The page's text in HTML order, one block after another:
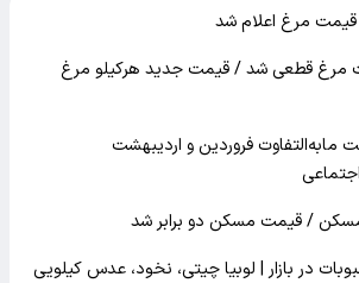
قیمت مرغ اعلام شد
مرغ قطعی شد / قیمت جدید هرکیلو مرغ
مابه‌التفاوت فروردین و اردیبهشت
مسکن / قیمت مسکن دو برابر شد
در بازار | لوبیا چیتی، نخود، عدس کیلویی